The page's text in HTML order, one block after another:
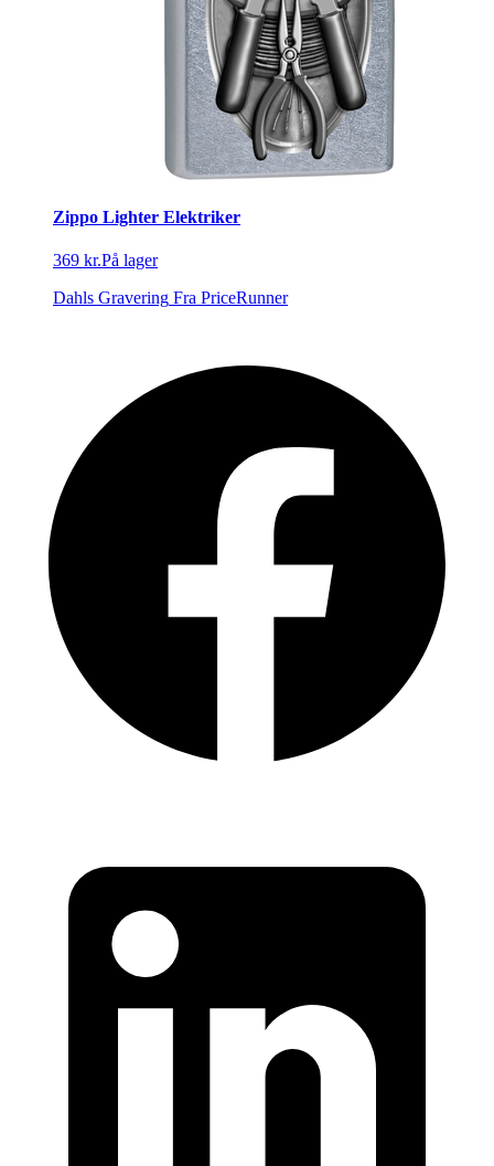
Zippo Lighter Elektriker
369 kr.På lager
Dahls Gravering Fra PriceRunner